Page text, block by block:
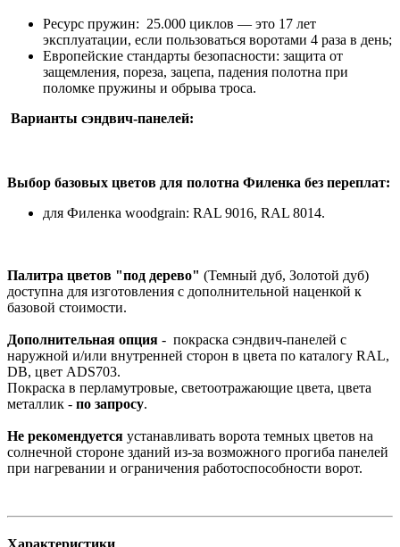
Ресурс пружин: 25.000 циклов — это 17 лет
эксплуатации, если пользоваться воротами 4 раза в день;
Европейские стандарты безопасности: защита от
защемления, пореза, зацепа, падения полотна при
поломке пружины и обрыва троса.
Варианты сэндвич-панелей:
Выбор базовых цветов для полотна Филенка без переплат:
для Филенка woodgrain: RAL 9016, RAL 8014.
Палитра цветов "под дерево" (Темный дуб, Золотой дуб)
доступна для изготовления с дополнительной наценкой к
базовой стоимости.
Дополнительная опция - покраска сэндвич-панелей с
наружной и/или внутренней сторон в цвета по каталогу RAL,
DB, цвет ADS703.
Покраска в перламутровые, светоотражающие цвета, цвета
металлик - по запросу.
Не рекомендуется устанавливать ворота темных цветов на
солнечной стороне зданий из-за возможного прогиба панелей
при нагревании и ограничения работоспособности ворот.
Характеристики